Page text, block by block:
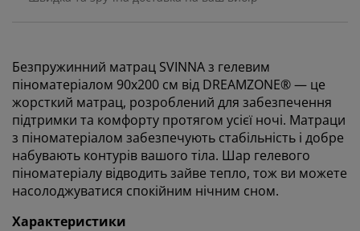
Безпружинний матрац SVINNA з гелевим
піноматеріалом 90x200 см від DREAMZONE® — це
жорсткий матрац, розроблений для забезпечення
підтримки та комфорту протягом усієї ночі. Матраци
з піноматеріалом забезпечують стабільність і добре
набувають контурів вашого тіла. Шар гелевого
піноматеріалу відводить зайве тепло, тож ви можете
насолоджуватися спокійним нічним сном.
Характеристики